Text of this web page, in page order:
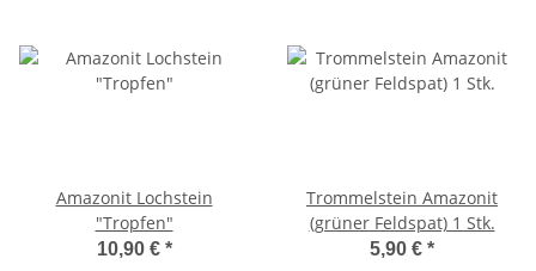
Amazonit Lochstein
"Tropfen"
10,90 € *
Trommelstein Amazonit
(grüner Feldspat) 1 Stk.
5,90 € *